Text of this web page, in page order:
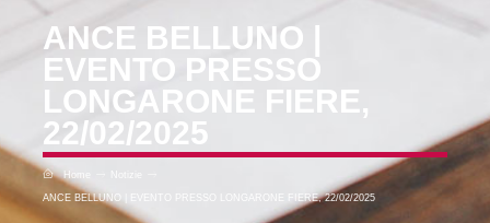
ANCE BELLUNO |
EVENTO PRESSO
LONGARONE FIERE,
22/02/2025
Home
Notizie
ANCE BELLUNO | EVENTO PRESSO LONGARONE FIERE, 22/02/2025